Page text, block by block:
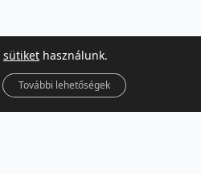
sütiket használunk.
További lehetőségek